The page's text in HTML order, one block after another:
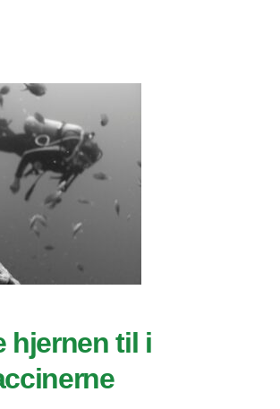
hjernen til i